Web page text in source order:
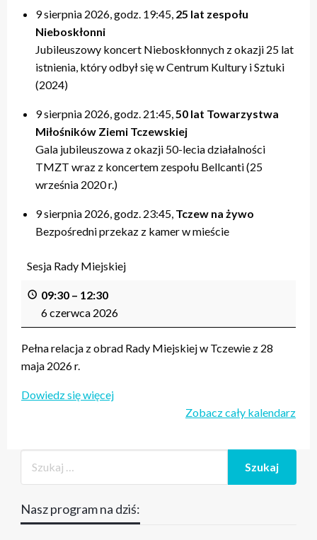
9 sierpnia 2026, godz. 19:45, 25 lat zespołu
Nieboskłonni
Jubileuszowy koncert Nieboskłonnych z okazji 25 lat
istnienia, który odbył się w Centrum Kultury i Sztuki
(2024)
9 sierpnia 2026, godz. 21:45, 50 lat Towarzystwa
Miłośników Ziemi Tczewskiej
Gala jubileuszowa z okazji 50-lecia działalności
TMZT wraz z koncertem zespołu Bellcanti (25
września 2020 r.)
9 sierpnia 2026, godz. 23:45, Tczew na żywo
Bezpośredni przekaz z kamer w mieście
Sesja Rady Miejskiej
09:30 – 12:30
6 czerwca 2026
Pełna relacja z obrad Rady Miejskiej w Tczewie z 28
maja 2026 r.
Dowiedz się więcej
Zobacz cały kalendarz
Nasz program na dziś: